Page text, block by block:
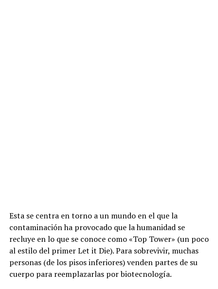
Esta se centra en torno a un mundo en el que la
contaminación ha provocado que la humanidad se
recluye en lo que se conoce como «Top Tower» (un poco
al estilo del primer Let it Die). Para sobrevivir, muchas
personas (de los pisos inferiores) venden partes de su
cuerpo para reemplazarlas por biotecnología.